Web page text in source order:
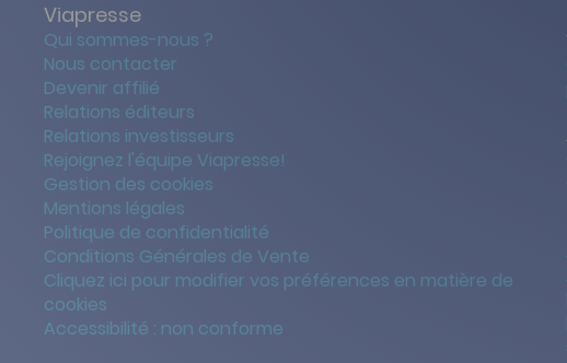
Viapresse
Qui sommes-nous ?
Nous contacter
Devenir affilié
Relations éditeurs
Relations investisseurs
Rejoignez l'équipe Viapresse!
Gestion des cookies
Mentions légales
Politique de confidentialité
Conditions Générales de Vente
Cliquez ici pour modifier vos préférences en matière de
cookies
Accessibilité : non conforme